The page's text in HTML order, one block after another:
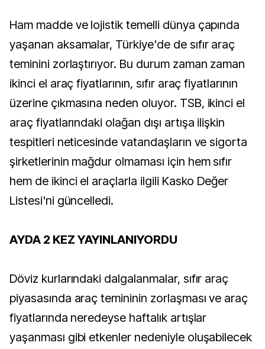
Ham madde ve lojistik temelli dünya çapında
yaşanan aksamalar, Türkiye'de de sıfır araç
teminini zorlaştırıyor. Bu durum zaman zaman
ikinci el araç fiyatlarının, sıfır araç fiyatlarının
üzerine çıkmasına neden oluyor. TSB, ikinci el
araç fiyatlarındaki olağan dışı artışa ilişkin
tespitleri neticesinde vatandaşların ve sigorta
şirketlerinin mağdur olmaması için hem sıfır
hem de ikinci el araçlarla ilgili Kasko Değer
Listesi'ni güncelledi.
AYDA 2 KEZ YAYINLANIYORDU
Döviz kurlarındaki dalgalanmalar, sıfır araç
piyasasında araç temininin zorlaşması ve araç
fiyatlarında neredeyse haftalık artışlar
yaşanması gibi etkenler nedeniyle oluşabilecek